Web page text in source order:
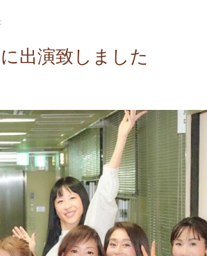
出演致しました